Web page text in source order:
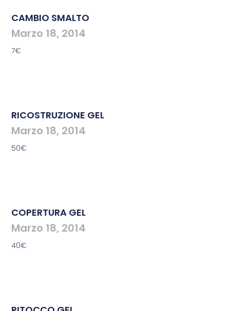
CAMBIO SMALTO
Marzo 18, 2014
7€
RICOSTRUZIONE GEL
Marzo 18, 2014
50€
COPERTURA GEL
Marzo 18, 2014
40€